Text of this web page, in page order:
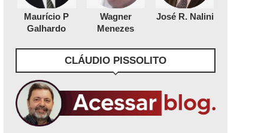
Maurício P
Galhardo
Wagner
Menezes
José R. Nalini
CLÁUDIO PISSOLITO